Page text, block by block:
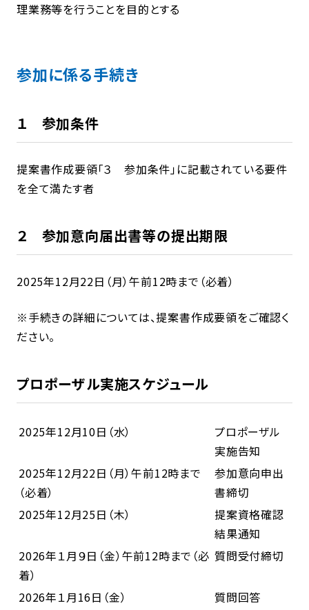
理業務等を行うことを目的とする
参加に係る手続き
１ 参加条件
提案書作成要領「３ 参加条件」に記載されている要件
を全て満たす者
２ 参加意向届出書等の提出期限
2025年12月22日（月）午前12時まで（必着）
※手続きの詳細については、提案書作成要領をご確認く
ださい。
プロポーザル実施スケジュール
2025年12月10日（水）
プロポーザル
実施告知
2025年12月22日（月）午前12時まで
（必着）
参加意向申出
書締切
2025年12月25日（木）
提案資格確認
結果通知
2026年１月９日（金）午前12時まで（必
着）
質問受付締切
2026年１月16日（金）
質問回答